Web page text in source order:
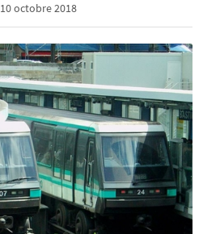
10 octobre 2018